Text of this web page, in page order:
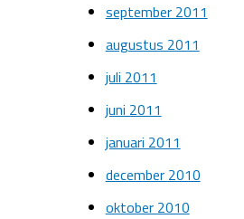
september 2011
augustus 2011
juli 2011
juni 2011
januari 2011
december 2010
oktober 2010